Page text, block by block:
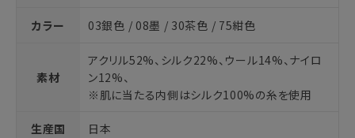
カラー 03銀色 / 08墨 / 30茶色 / 75紺色
素材
アクリル52%、シルク22%、ウール14%、ナイロ
ン12%、
※肌に当たる内側はシルク100%の糸を使用
生産国
日本